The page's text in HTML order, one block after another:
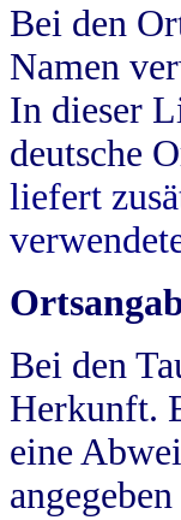
Bei den
Namen
In dieser
deutsche
liefert
Bei den
Herkunft.
eine